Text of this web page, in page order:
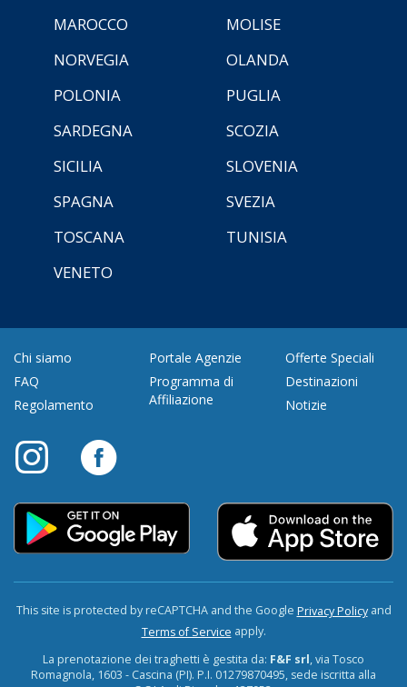
MAROCCO
MOLISE
NORVEGIA
OLANDA
POLONIA
PUGLIA
SARDEGNA
SCOZIA
SICILIA
SLOVENIA
SPAGNA
SVEZIA
TOSCANA
TUNISIA
VENETO
Chi siamo
FAQ
Regolamento
Portale Agenzie
Programma di
Affiliazione
Offerte Speciali
Destinazioni
Notizie
This site is protected by reCAPTCHA and the Google Privacy Policyand
Terms of Service apply.
La prenotazione dei traghetti è gestita da: F&F srl, via Tosco
Romagnola, 1603 - Cascina (PI). P.I. 01279870495, sede iscritta alla